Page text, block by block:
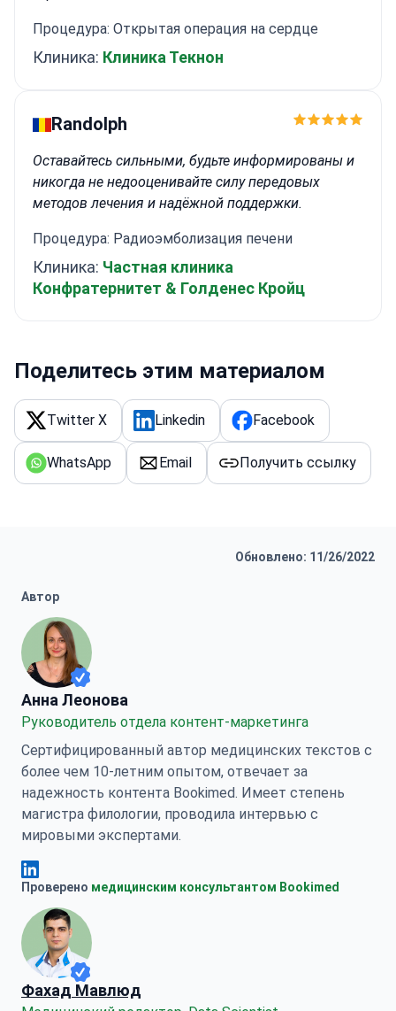
Процедура: Открытая операция на сердце
Клиника: Клиника Текнон
Randolph
Оставайтесь сильными, будьте информированы и
никогда не недооценивайте силу передовых
методов лечения и надёжной поддержки.
Процедура: Радиоэмболизация печени
Клиника: Частная клиника
Конфратернитет & Голденес Кройц
Поделитесь этим материалом
Twitter X Linkedin Facebook
WhatsApp Email Получить ссылку
Обновлено: 11/26/2022
Автор
Анна Леонова
Анна Леонова
Руководитель отдела контент-маркетинга
Сертифицированный автор медицинских текстов с
более чем 10-летним опытом, отвечает за
надежность контента Bookimed. Имеет степень
магистра филологии, проводила интервью с
мировыми экспертами.
Анна Леонова Linkedin
Проверено медицинским консультантом Bookimed
Фахад Мавлюд